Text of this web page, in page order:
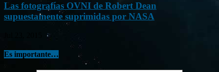
Las fotografías OVNI de Robert Dean
supuestamente suprimidas por NASA
Es importante…